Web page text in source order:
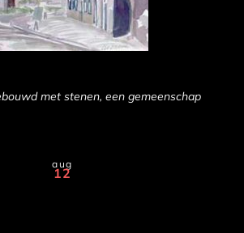
met stenen, een gemeenschap
aug
12